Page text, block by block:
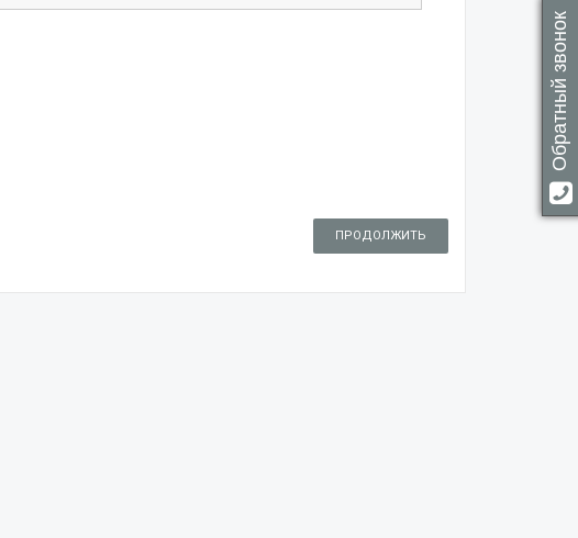
Обратный звонок
ПРОДОЛЖИТЬ